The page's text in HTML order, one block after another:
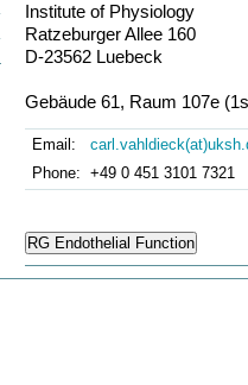
Institute of Physiology
Ratzeburger Allee 160
D-23562 Luebeck
Gebäude 61, Raum 107e
Email:
Phone: +49 0 451 3101 7321